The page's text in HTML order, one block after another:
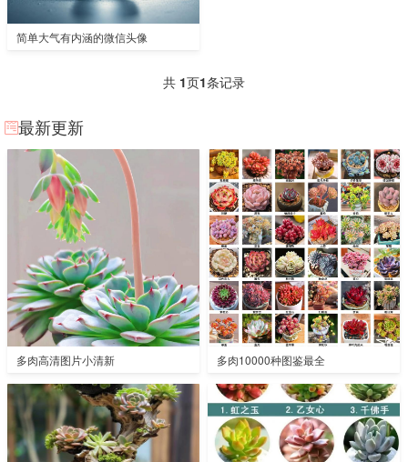
简单大气有内涵的微信头像
共 1页1条记录
最新更新
多肉高清图片小清新 多肉10000种图鉴最全